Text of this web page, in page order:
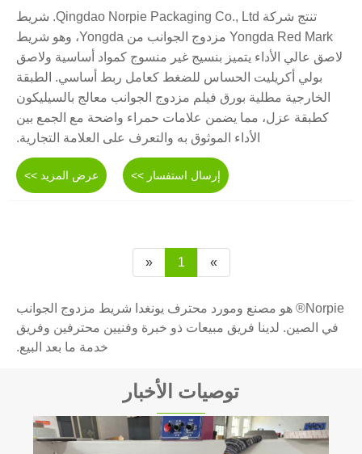
تنتج شركة Qingdao Norpie Packaging Co., Ltd. شريط
Yongda Red Mark مزدوج الجوانب من Yongda، وهو شريط
لاصق عالي الأداء يتميز بنسيج غير منسوج كمواد أساسية ولاصق
بولي أكريليت الحساس للضغط كعامل ربط أساسي. الطبقة
الخارجية مطلية بورق فيلم مزدوج الجوانب معالج بالسيليكون
كطبقة عزل، مما يضمن علامات حمراء واضحة مع الجمع بين
الأداء الموثوق به والتعرف على العلامة التجارية.
عرض المزيد >> إرسال استفسار >>
« 1 »
Norpie® هو مصنع ومورد محترف يونغدا شريط مزدوج الجوانب
في الصين. لدينا فريق مبيعات ذو خبرة وفنيين محترفين وفريق
خدمة ما بعد البيع.
توصيات الأخبار